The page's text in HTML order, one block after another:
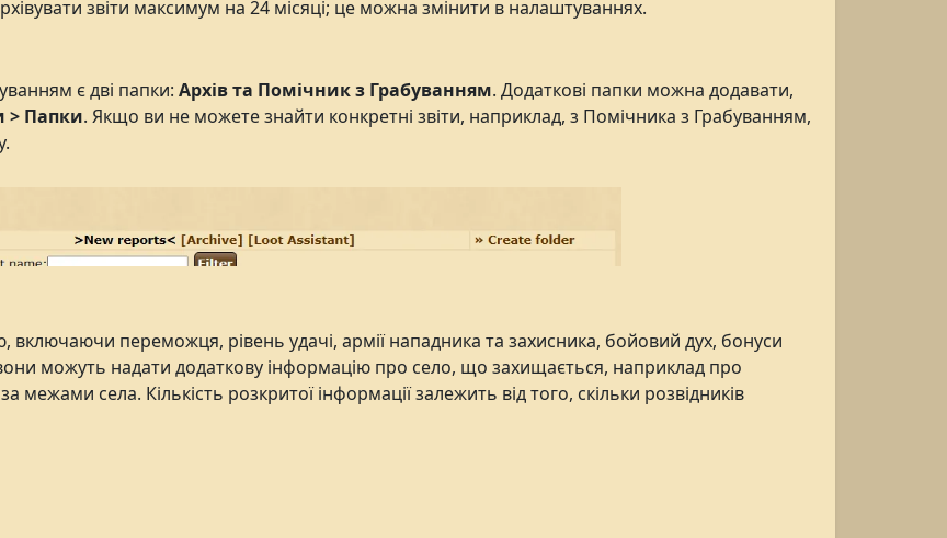
звіти максимум на 24 місяці; це можна змінити в налаштуваннях.
є дві папки: Архів та Помічник з Грабуванням. Додаткові папки можна додавати,
> Папки. Якщо ви не можете знайти конкретні звіти, наприклад, з Помічника з Грабуванням,
включаючи переможця, рівень удачі, армії нападника та захисника, бойовий дух, бонуси
можуть надати додаткову інформацію про село, що захищається, наприклад про
межами села. Кількість розкритої інформації залежить від того, скільки розвідників